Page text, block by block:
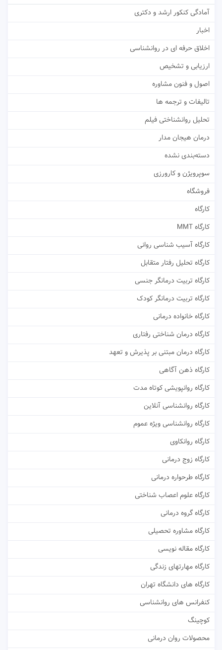
آمادگی کنکور ارشد و دکتری
اخبار
اخلاق حرفه ای در روانشناسی
ارزیابی و تشخیص
اصول و فنون مشاوره
تالیفات و ترجمه ها
تحلیل روانشناختی فیلم
درمان هیجان مدار
دسته‌بندی نشده
سوپرویژن و کارورزی
فروشگاه
کارگاه
کارگاه MMT
کارگاه آسیب شناسی روانی
کارگاه تحلیل رفتار متقابل
کارگاه تربیت درمانگر جنسی
کارگاه تربیت درمانگر کودک
کارگاه خانواده درمانی
کارگاه درمان شناختی رفتاری
کارگاه درمان مبتنی بر پذیرش و تعهد
کارگاه ذهن آگاهی
کارگاه روانپویشی کوتاه مدت
کارگاه روانشناسی آنلاین
کارگاه روانشناسی ویژه عموم
کارگاه روانکاوی
کارگاه زوج درمانی
کارگاه طرحواره درمانی
کارگاه علوم اعصاب شناختی
کارگاه گروه درمانی
کارگاه مشاوره تحصیلی
کارگاه مقاله نویسی
کارگاه مهارتهای زندگی
کارگاه های دانشگاه تهران
کنفرانس های روانشناسی
کوچینگ
محصولات روان درمانی